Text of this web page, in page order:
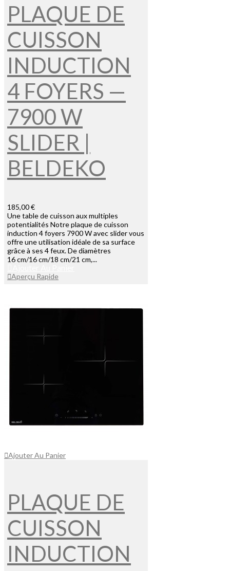
PLAQUE DE
CUISSON
INDUCTION
4 FOYERS —
7900 W
SLIDER |
BELDEKO
185,00 €
Une table de cuisson aux multiples
potentialités Notre plaque de cuisson
induction 4 foyers 7900 W avec slider vous
offre une utilisation idéale de sa surface
grâce à ses 4 feux. De diamètres
16 cm/16 cm/18 cm/21 cm,...
Aperçu Rapide
Ajouter Au Panier
PLAQUE DE
CUISSON
INDUCTION